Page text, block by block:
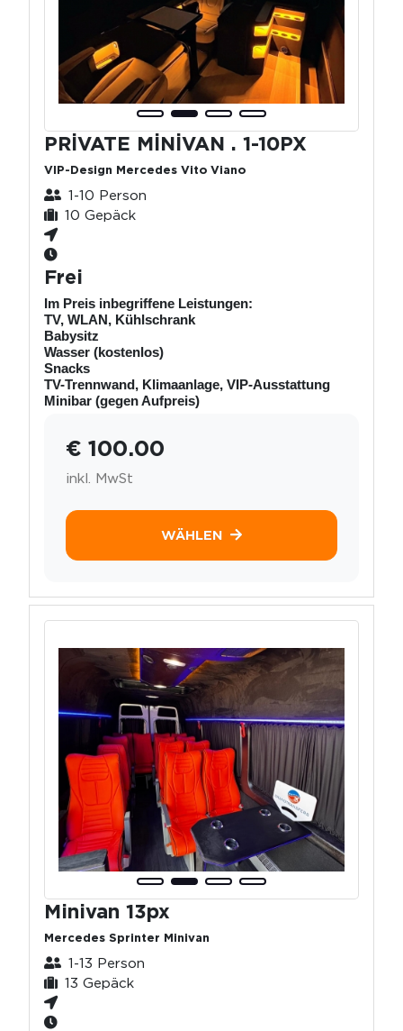
PRİVATE MİNİVAN . 1-10PX
VIP-Design Mercedes Vito Viano
1-10 Person
10 Gepäck
Frei
Im Preis inbegriffene Leistungen:
TV, WLAN, Kühlschrank
Babysitz
Wasser (kostenlos)
Snacks
TV-Trennwand, Klimaanlage, VIP-Ausstattung
Minibar (gegen Aufpreis)
€ 100.00
inkl. MwSt
WÄHLEN
Minivan 13px
Mercedes Sprinter Minivan
1-13 Person
13 Gepäck